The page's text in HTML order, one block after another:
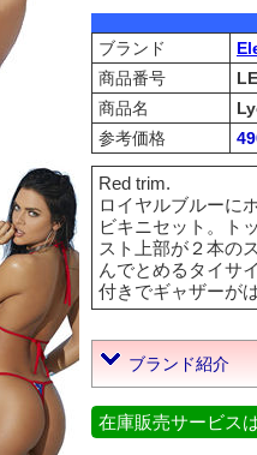
ブランド
商品番号
商品名
参考価格
Red trim.
ロイヤルブルーに
ビキニセット。ト
スト上部が２本の
んでとめるタイサ
付きでギャザーが
ブランド紹介
在庫販売サービス